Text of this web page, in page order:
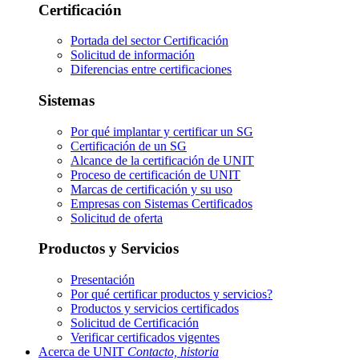
Certificación
Portada del sectorCertificación
Solicitud de información
Diferencias entre certificaciones
Sistemas
Por qué implantar y certificar un SG
Certificación de un SG
Alcance de la certificación de UNIT
Proceso de certificación de UNIT
Marcas de certificación y su uso
Empresas con Sistemas Certificados
Solicitud de oferta
Productos y Servicios
Presentación
Por qué certificar productos y servicios?
Productos y servicios certificados
Solicitud de Certificación
Verificar certificados vigentes
Acerca de UNIT Contacto, historia